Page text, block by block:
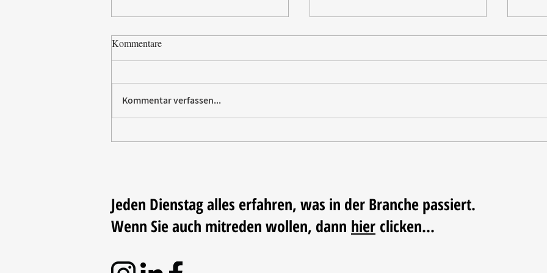
Paw Patrol erobert die
Tischdekoration mit Mehrwert:
Kommentare
Kommentar verfassen...
Jeden Dienstag alles erfahren, was in der Branche passiert.
Wenn Sie auch mitreden wollen, dann hier clicken...